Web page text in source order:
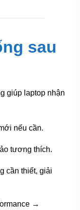
sau
giúp laptop nhận
nếu cần.
tương thích.
cần thiết, giải
→